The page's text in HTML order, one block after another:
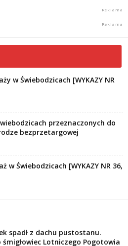
w Świebodzicach [WYKAZY NR
przeznaczonych do
bezprzetargowej
w Świebodzicach [WYKAZY NR 36,
spadł z dachu pustostanu.
śmigłowiec Lotniczego Pogotowia